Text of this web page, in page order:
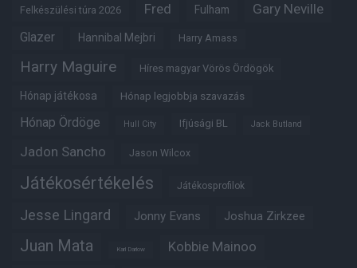
Felkészülési túra 2026 Fred Fulham Gary Neville
Glazer Hannibal Mejbri Harry Amass
Harry Maguire Híres magyar Vörös Ördögök
Hónap játékosa Hónap legjobbja szavazás
Hónap Ördöge Hull City Ifjúsági BL Jack Butland
Jadon Sancho Jason Wilcox
Játékosértékelés Játékosprofilok
Jesse Lingard Jonny Evans Joshua Zirkzee
Juan Mata Karl Darlow Kobbie Mainoo